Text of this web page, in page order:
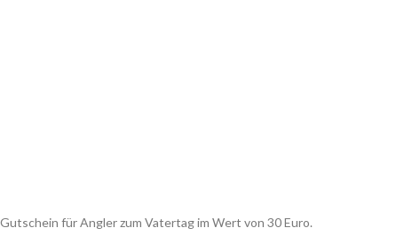
Gutschein für Angler zum Vatertag im Wert von 30 Euro.